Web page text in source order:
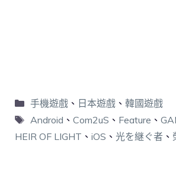
手機遊戲、 日本遊戲、 韓國遊戲
Android 、 Com2uS 、 Feature 、
HEIR OF LIGHT 、 iOS 、 光を継ぐ者 、